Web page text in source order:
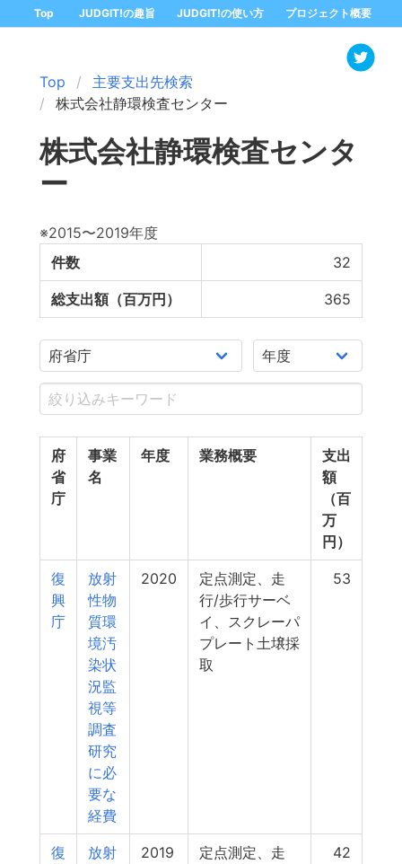
Top JUDGIT!の趣旨 JUDGIT!の使い方 プロジェクト概要
Top
主要支出先検索
株式会社静環検査センター
株式会社静環検査センタ
ー
※2015〜2019年度
件数
32
総支出額（百万円） 365
府
省
庁
事業
名
年度 業務概要
支出
額
（百
万
円）
復
興
庁
放射
性物
質環
境汚
染状
況監
視等
調査
研究
に必
要な
経費
2020
定点測定、走
行/歩行サーベ
イ、スクレーパ
プレート土壌採
取
53
復
放射
2019
定点測定、走
42